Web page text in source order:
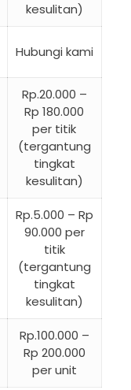
kesulitan)
Hubungi kami
Rp.20.000 –
Rp 180.000
per titik
(tergantung
tingkat
kesulitan)
Rp.5.000 – Rp
90.000 per
titik
(tergantung
tingkat
kesulitan)
Rp.100.000 –
Rp 200.000
per unit